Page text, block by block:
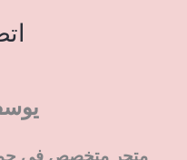
متجر متخصص في